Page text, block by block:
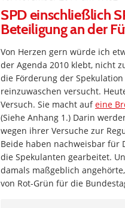
SPD einschließlich
Beteiligung an der
Von Herzen gern würde ich
der Agenda 2010 klebt, nicht
die Förderung der
reinzuwaschen versucht.
Versuch. Sie macht aufeine
(Siehe Anhang 1.) Darin
wegen ihrer Versuche zur
Beide haben nachweisbar für
die Spekulanten gearbeitet.
damals maßgeblich
von Rot-Grün für die